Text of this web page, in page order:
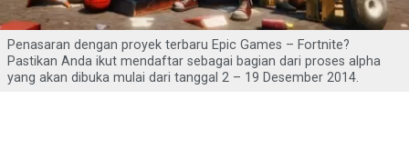
Penasaran dengan proyek terbaru Epic Games – Fortnite?
Pastikan Anda ikut mendaftar sebagai bagian dari proses alpha
yang akan dibuka mulai dari tanggal 2 – 19 Desember 2014.